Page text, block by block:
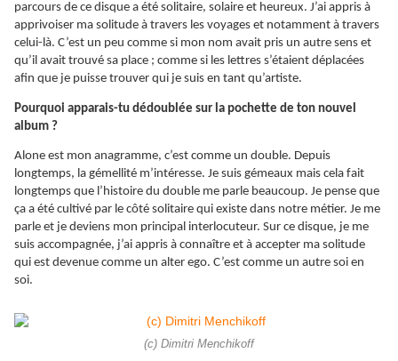
parcours de ce disque a été solitaire, solaire et heureux. J’ai appris à
apprivoiser ma solitude à travers les voyages et notamment à travers
celui-là. C’est un peu comme si mon nom avait pris un autre sens et
qu’il avait trouvé sa place ; comme si les lettres s’étaient déplacées
afin que je puisse trouver qui je suis en tant qu’artiste.
Pourquoi apparais-tu dédoublée sur la pochette de ton nouvel
album ?
Alone est mon anagramme, c’est comme un double. Depuis
longtemps, la gémellité m’intéresse. Je suis gémeaux mais cela fait
longtemps que l’histoire du double me parle beaucoup. Je pense que
ça a été cultivé par le côté solitaire qui existe dans notre métier. Je me
parle et je deviens mon principal interlocuteur. Sur ce disque, je me
suis accompagnée, j’ai appris à connaître et à accepter ma solitude
qui est devenue comme un alter ego. C’est comme un autre soi en
soi.
(c) Dimitri Menchikoff